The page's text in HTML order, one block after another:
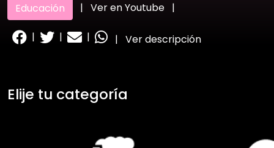
Educación
| Ver en Youtube |
| | | | Ver descripción
Elije tu categoría